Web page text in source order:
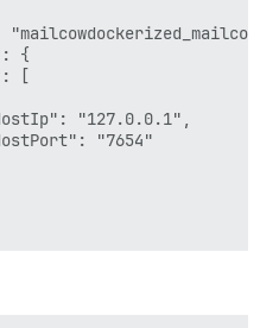
{
[
"127.0.0.1",
"7654"